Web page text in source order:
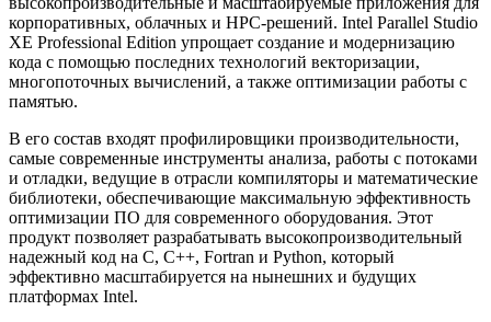
корпоративных, облачных и HPC-решений. Intel Parallel Studio
XE Professional Edition упрощает создание и модернизацию
кода с помощью последних технологий векторизации,
многопоточных вычислений, а также оптимизации работы с
памятью.
В его состав входят профилировщики производительности,
самые современные инструменты анализа, работы с потоками
и отладки, ведущие в отрасли компиляторы и математические
библиотеки, обеспечивающие максимальную эффективность
оптимизации ПО для современного оборудования. Этот
продукт позволяет разрабатывать высокопроизводительный
надежный код на C, C++, Fortran и Python, который
эффективно масштабируется на нынешних и будущих
платформах Intel.